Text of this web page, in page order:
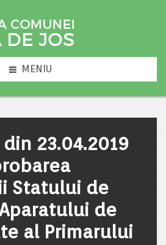
MENIU
din 23.04.2019
Statului de
de
al Primarului